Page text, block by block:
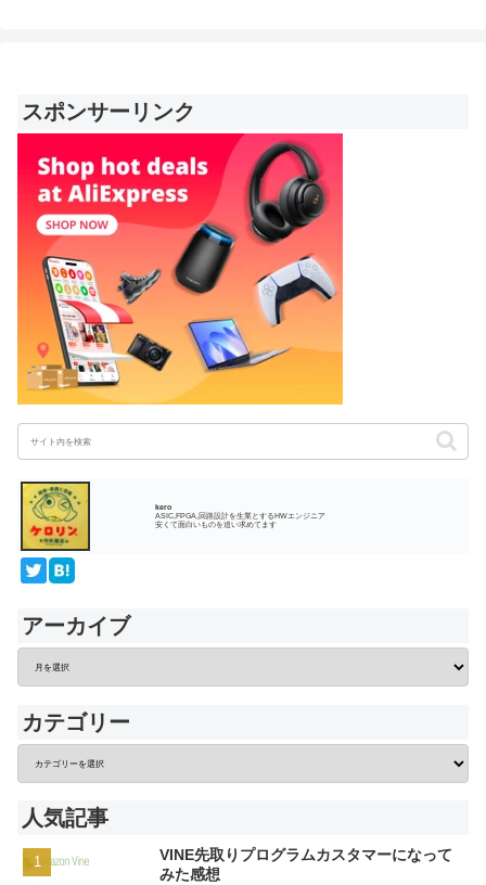
スポンサーリンク
kero
ASIC,FPGA,回路設計を生業とするHWエンジニア
安くて面白いものを追い求めてます
アーカイブ
カテゴリー
人気記事
VINE先取りプログラムカスタマーになって
みた感想